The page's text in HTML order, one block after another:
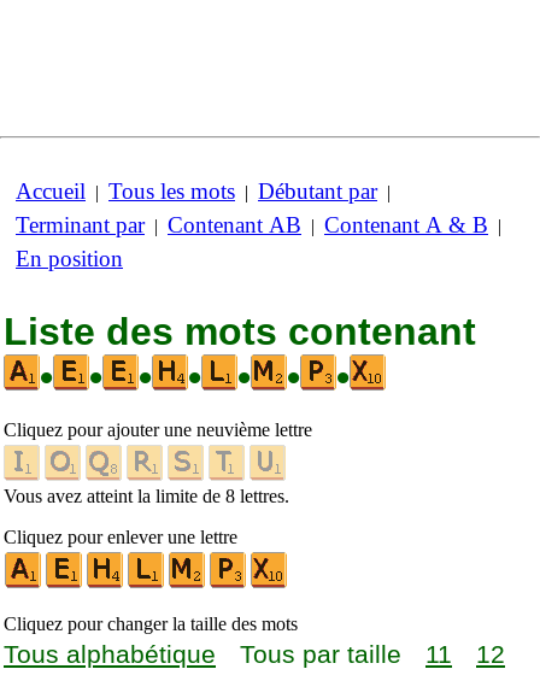
Accueil | Tous les mots | Débutant par|
Terminant par| Contenant AB | Contenant A & B |
En position
Liste des mots contenant
•
• • • • • •
Cliquez pour ajouter une neuvième lettre
Vous avez atteint la limite de 8 lettres.
Cliquez pour enlever une lettre
Cliquez pour changer la taille des mots
Tous alphabétique Tous par taille 11
12